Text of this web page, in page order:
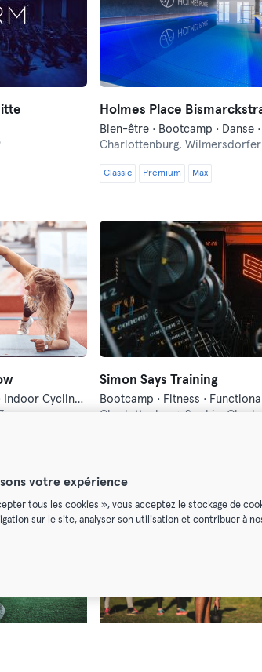
Holmes Place
Charlottenburg, Wilmersdorfer
Classic Premium Max
Bootcamp · Boxe · Fitness · Indoor Cycling · Pilates · Trampoline · Yoga
Simon Says Training
Charlottenburg, Sophie-
votre expérience
tous les cookies », vous acceptez le stockage de
sur le site, analyser son utilisation et contribuer à